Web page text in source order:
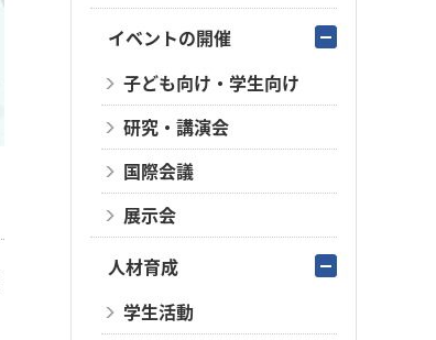
イベントの開催
子ども向け・学生向け
研究・講演会
国際会議
展示会
人材育成
学生活動